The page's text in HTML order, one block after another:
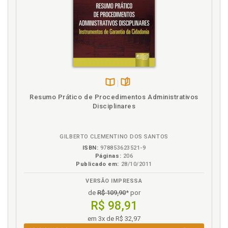
hierarquias e competências, p. 43
Homem burocrata: a posição do funcionário
qualificado, p. 40
Ideia. Novos mapas representativos para a ´Ideia´ de
gestão pública, p. 26
Indicadores de desempenho. Construção jurídica de
Introdução, p. 17
Labor burocrático.Homem primado pela ação
Legalismo burocrático, p. 55
Literatura nacional. Macunaíma:´O Herói da Nossa
na
B.V.
Resumo Prático de Procedimentos Administrativos
Disciplinares
GILBERTO CLEMENTINO DOS SANTOS
ISBN: 978853623521-9
Páginas: 206
Publicado em: 28/10/2011
VERSÃO IMPRESSA
deR$ 109,90* por
R$ 98,91
em 3x de R$ 32,97